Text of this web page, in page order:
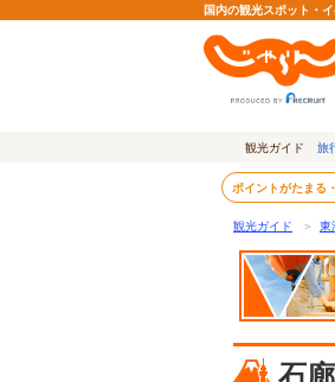
国内の観光スポット・
観光ガイド 旅
ポイントがたまる
観光ガイド ＞ 東
石